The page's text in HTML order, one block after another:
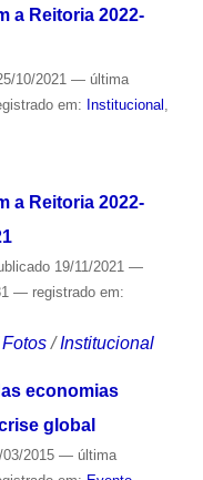
a Reitoria 2022-
10/2021 — última
em: Institucional
a Reitoria 2022-
19/11/2021 —
— registrado em:
Fotos /Institucional
economias
global
2015 — última